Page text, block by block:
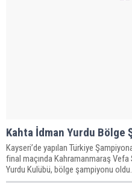
Kahta İdman Yurdu Bölge
Kayseri’de yapılan Türkiye
final maçında Kahramanmaraş Vefa
Yurdu Kulübü, bölge şampiyonu oldu.